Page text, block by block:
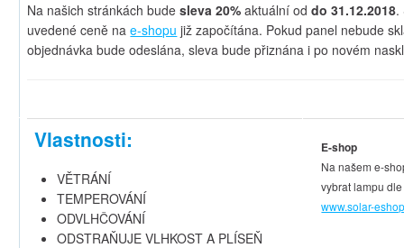
Na našich stránkách budesleva 20% aktuální oddo 31.12.2018.
uvedené ceně nae-shopu již započítána. Pokud panel nebude
objednávka bude odeslána, sleva bude přiznána i po novém
Vlastnosti:
VĚTRÁNÍ
TEMPEROVÁNÍ
ODVLHČOVÁNÍ
ODSTRAŇUJE VLHKOST A PLÍSEŇ
E-shop
Na našem e-
vybrat lampu
www.solar-